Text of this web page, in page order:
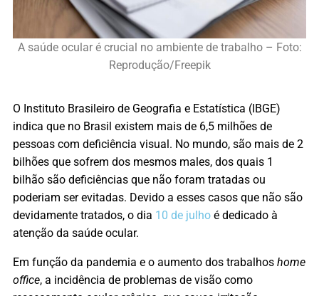
A saúde ocular é crucial no ambiente de trabalho – Foto:
Reprodução/Freepik
O Instituto Brasileiro de Geografia e Estatística (IBGE)
indica que no Brasil existem mais de 6,5 milhões de
pessoas com deficiência visual. No mundo, são mais de 2
bilhões que sofrem dos mesmos males, dos quais 1
bilhão são deficiências que não foram tratadas ou
poderiam ser evitadas. Devido a esses casos que não são
devidamente tratados, o dia 10 de julho é dedicado à
atenção da saúde ocular.
Em função da pandemia e o aumento dos trabalhos home
office, a incidência de problemas de visão como